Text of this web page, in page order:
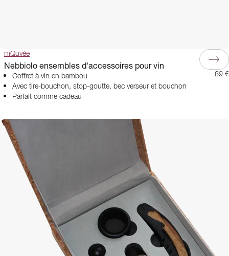
mQuvée
Nebbiolo ensembles d'accessoires pour vin
Coffret à vin en bambou
Avec tire-bouchon, stop-goutte, bec verseur et bouchon
Parfait comme cadeau
69 €